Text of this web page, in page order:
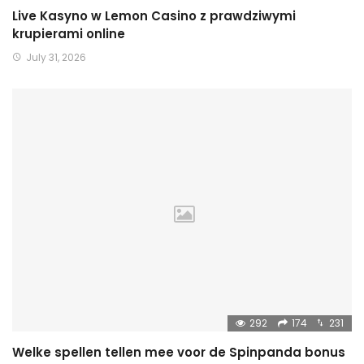
Live Kasyno w Lemon Casino z prawdziwymi
krupierami online
July 31, 2026
292 174 231
Welke spellen tellen mee voor de Spinpanda bonus